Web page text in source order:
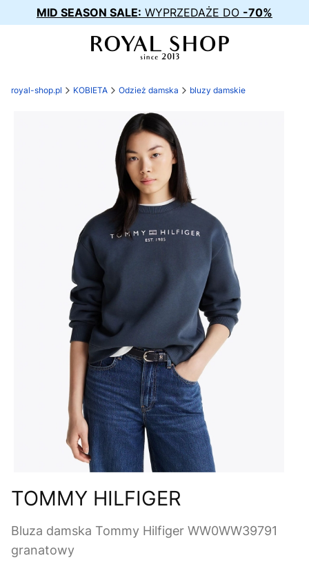
MID SEASON SALE: WYPRZEDAŻE DO -70%
royal-shop.pl KOBIETA Odzież damska bluzy damskie
TOMMY HILFIGER
Bluza damska Tommy Hilfiger WW0WW39791
granatowy